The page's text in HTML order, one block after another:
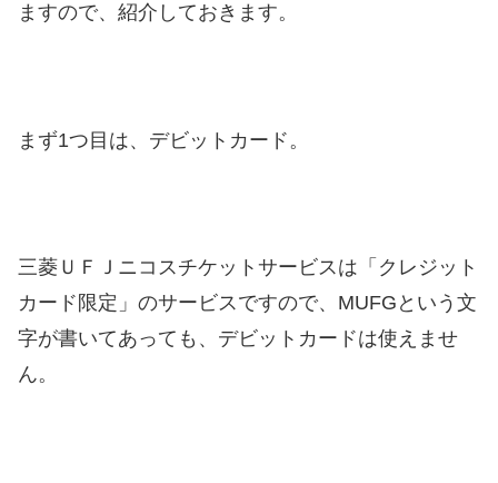
ますので、紹介しておきます。
まず1つ目は、デビットカード。
三菱ＵＦＪニコスチケットサービスは「クレジット
カード限定」のサービスですので、MUFGという文
字が書いてあっても、デビットカードは使えませ
ん。